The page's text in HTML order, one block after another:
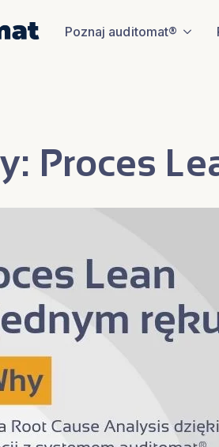
Poznaj auditomat®
Proces